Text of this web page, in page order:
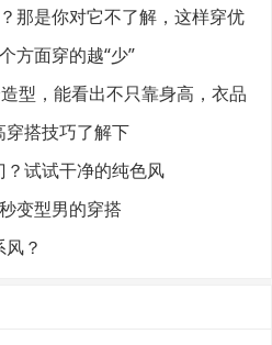
那是你对它不了解，这样穿优
方面穿的越“少”
型，能看出不只靠身高，衣品
搭技巧了解下
试试干净的纯色风
变型男的穿搭
？